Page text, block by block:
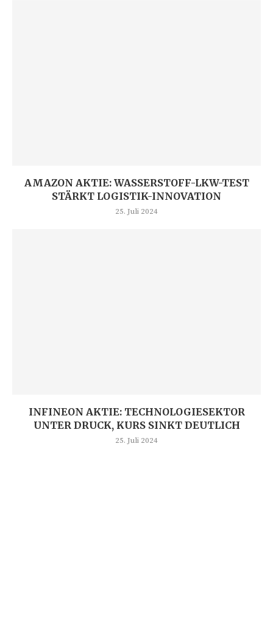
AMAZON AKTIE: WASSERSTOFF-LKW-TEST
STÄRKT LOGISTIK-INNOVATION
25. Juli 2024
INFINEON AKTIE: TECHNOLOGIESEKTOR
UNTER DRUCK, KURS SINKT DEUTLICH
25. Juli 2024